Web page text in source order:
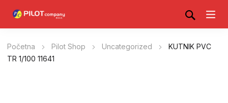
Početna Pilot Shop Uncategorized
KUTNIK PVC
TR 1/100 11641